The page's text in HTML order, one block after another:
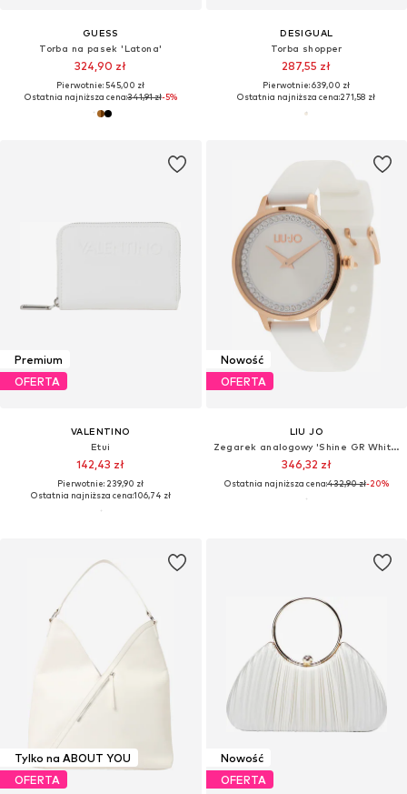
GUESS
Torba na pasek 'Latona'
324,90 zł
Pierwotnie: 545,00 zł
Ostatnia najniższa cena:341,91 zł-5%
DESIGUAL
Torba shopper
287,55 zł
Pierwotnie: 639,00 zł
Ostatnia najniższa cena:271,58 zł
Premium
OFERTA
VALENTINO
Etui
142,43 zł
Pierwotnie: 239,90 zł
Ostatnia najniższa cena:106,74 zł
Nowość
OFERTA
LIU JO
Zegarek analogowy 'Shine GR White Silicone'
346,32 zł
Ostatnia najniższa cena:432,90 zł-20%
Tylko na ABOUT YOU
OFERTA
Nowość
OFERTA